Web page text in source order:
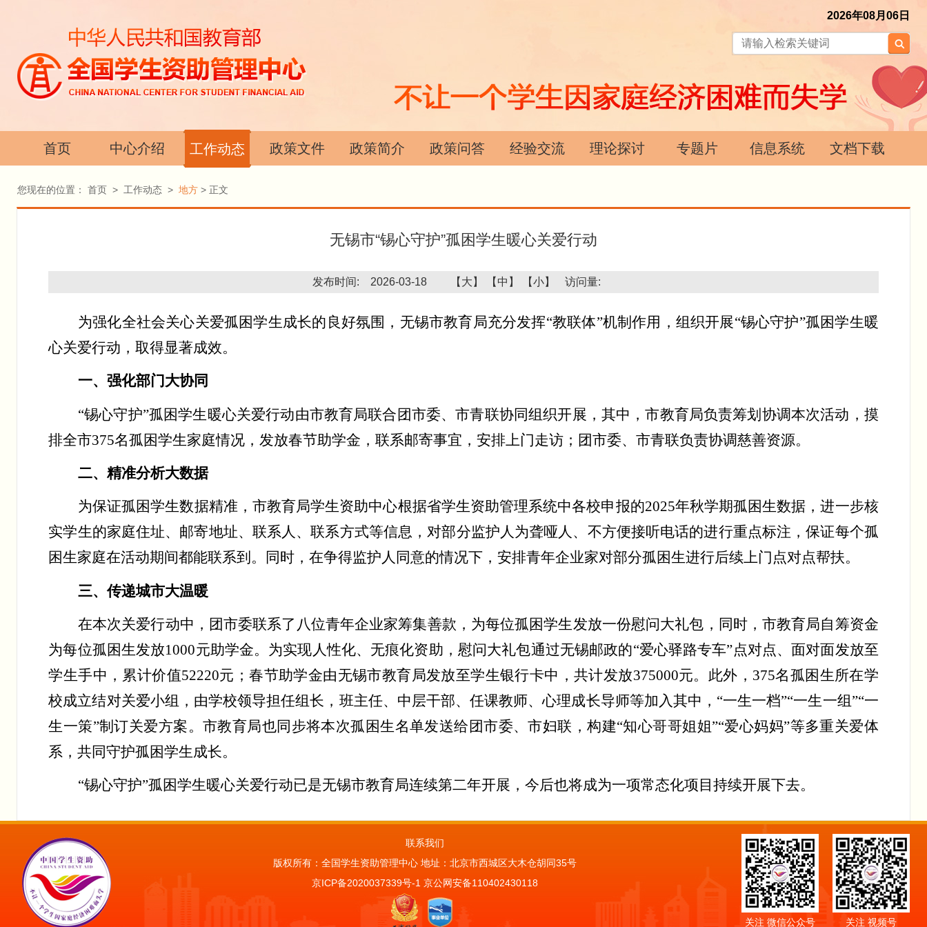
2026年08月06日
首页 中心介绍 工作动态 政策文件 政策简介 政策问答 经验交流 理论探讨 专题片 信息系统 文档下载
您现在的位置： 首页 > 工作动态 > 地方 > 正文
无锡市“锡心守护”孤困学生暖心关爱行动
发布时间: 2026-03-18 【大】 【中】 【小】 访问量:
为强化全社会关心关爱孤困学生成长的良好氛围， 无锡市教育局充分发挥“教联体”机制作用 ， 组织开展“锡心守护”孤困学生暖
心关爱行动 ，取得显著成效。
一、强化部门大协同
“锡心守护”孤困学生暖心关爱行动由市教育局联合团市委、市青联协同组织开展 ， 其中 ，市教育局负责筹划协调本次活动，摸
排全市375名孤困学生家庭情况，发放春节助学金，联系邮寄事宜，安排上门走访；团市委、市青联负责协调慈善资源。
二、精准分析大数据
为保证孤困学生数据精准，市教育局学生资助中心根据省学生资助管理系统中各校申报的2025年秋学期孤困生数据，进一步核
实学生的家庭住址、邮寄地址、联系人 、联系方式等信息，对部分监护人为聋哑人 、 不方便接听电话的进行重点标注，保证每个孤
困生家庭在活动期间都能联系到。同时 ，在争得监护人同意的情况下，安排青年企业家对部分孤困生进行后续上门点对点帮扶。
三、传递城市大温暖
在本次关爱行动中 ， 团市委联系了八位青年企业家筹集善款 ， 为每位孤困学生发放一份慰问大礼包， 同时， 市教育局自筹资金
为每位孤困生发放1000元助学金。 为实现人性化、无痕化资助， 慰问大礼包通过无锡邮政的“爱心驿路专车”点对点、面对面发放至
学生手中 ， 累计价值52220元；春节助学金由无锡市教育局发放至学生银行卡中，共计发放375000元。此外， 375名孤困生所在学
校成立结对关爱小组，由学校领导担任组长，班主任、中层干部、任课教师、心理成长导师等加入其中， “一生一档”“一生一组”“一
生一策”制订关爱方案。市教育局也同步将本次孤困生名单发送给团市委、市妇联，构建“知心哥哥姐姐”“爱心妈妈”等多重关爱体
系，共同守护孤困学生成长。
“锡心守护”孤困学生暖心关爱行动已是无锡市教育局连续第二年开展，今后也将成为一项常态化项目持续开展下去。
关注 微信公众号 关注 视频号
联系我们
版权所有：全国学生资助管理中心 地址：北京市西城区大木仓胡同35号
京ICP备2020037339号-1 京公网安备110402430118